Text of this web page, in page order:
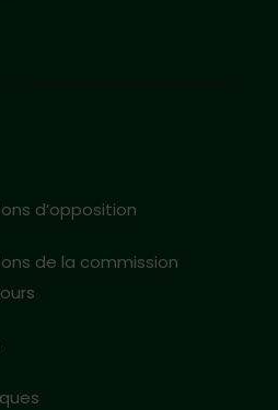
d’opposition
de la commission